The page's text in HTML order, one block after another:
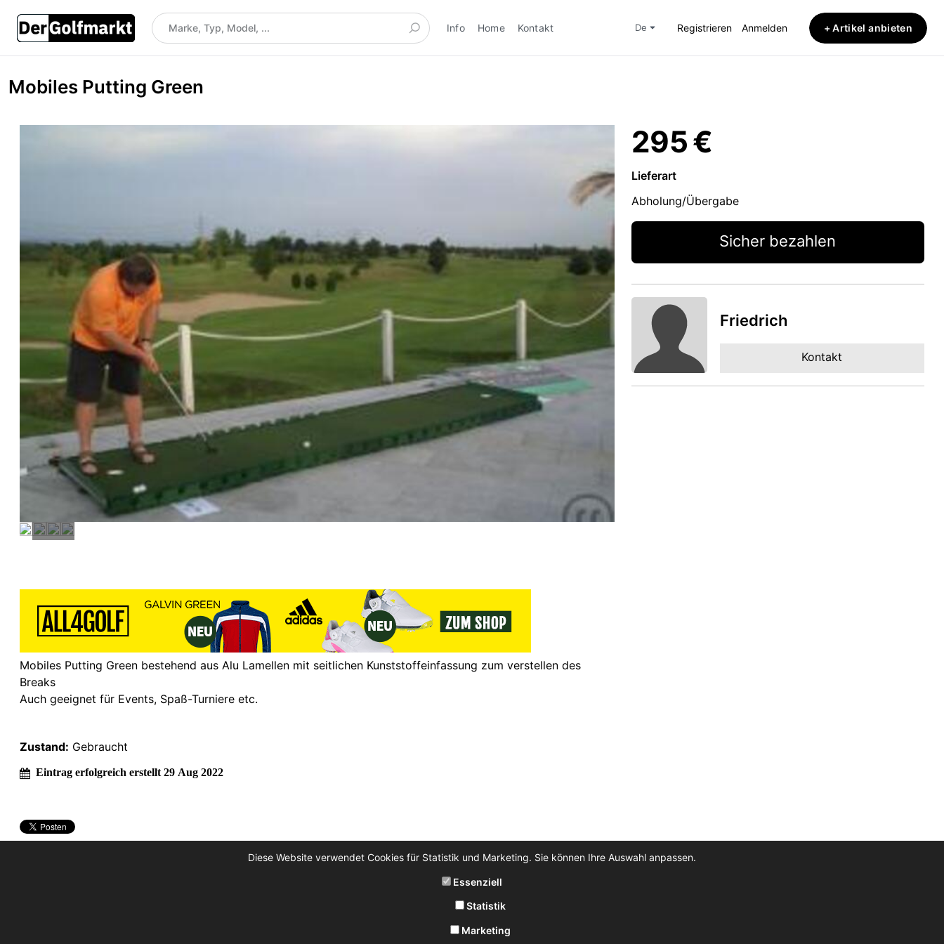
Info Home Kontakt de Registrieren Anmelden + Artikel anbieten
Mobiles Putting Green
Mobiles Putting Green bestehend aus Alu Lamellen mit seitlichen Kunststoffeinfassung zum verstellen des
Breaks
Auch geeignet für Events, Spaß-Turniere etc.
Zustand: Gebraucht
Eintrag erfolgreich erstellt 29 Aug 2022
295 €
Lieferart
Abholung/Übergabe
Sicher bezahlen
Friedrich
Kontakt
Diese Website verwendet Cookies für Statistik und Marketing. Sie können Ihre Auswahl anpassen.
Essenziell
Statistik
Marketing